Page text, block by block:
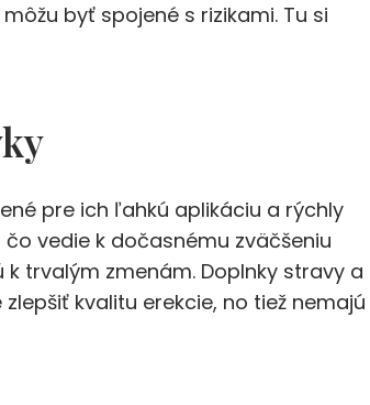
byť spojené s rizikami. Tu si
pre ich ľahkú aplikáciu a rýchly
vedie k dočasnému zväčšeniu
trvalým zmenám. Doplnky stravy a
kvalitu erekcie, no tiež nemajú